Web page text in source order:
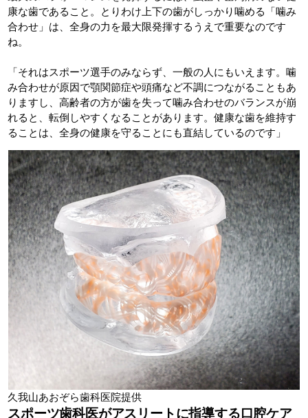
康な歯であること。とりわけ上下の歯がしっかり噛める「噛み
合わせ」は、全身の力を最大限発揮するうえで重要なのです
ね。
「それはスポーツ選手のみならず、一般の人にもいえます。噛
み合わせが原因で顎関節症や頭痛など不調につながることもあ
りますし、高齢者の方が歯を失って噛み合わせのバランスが崩
れると、転倒しやすくなることがあります。健康な歯を維持す
ることは、全身の健康を守ることにも直結しているのです」
久我山あおぞら歯科医院提供
スポーツ歯科医がアスリートに指導する口腔ケア